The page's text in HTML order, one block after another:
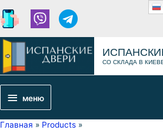
СО СКЛАДА В
меню
Главная
Products